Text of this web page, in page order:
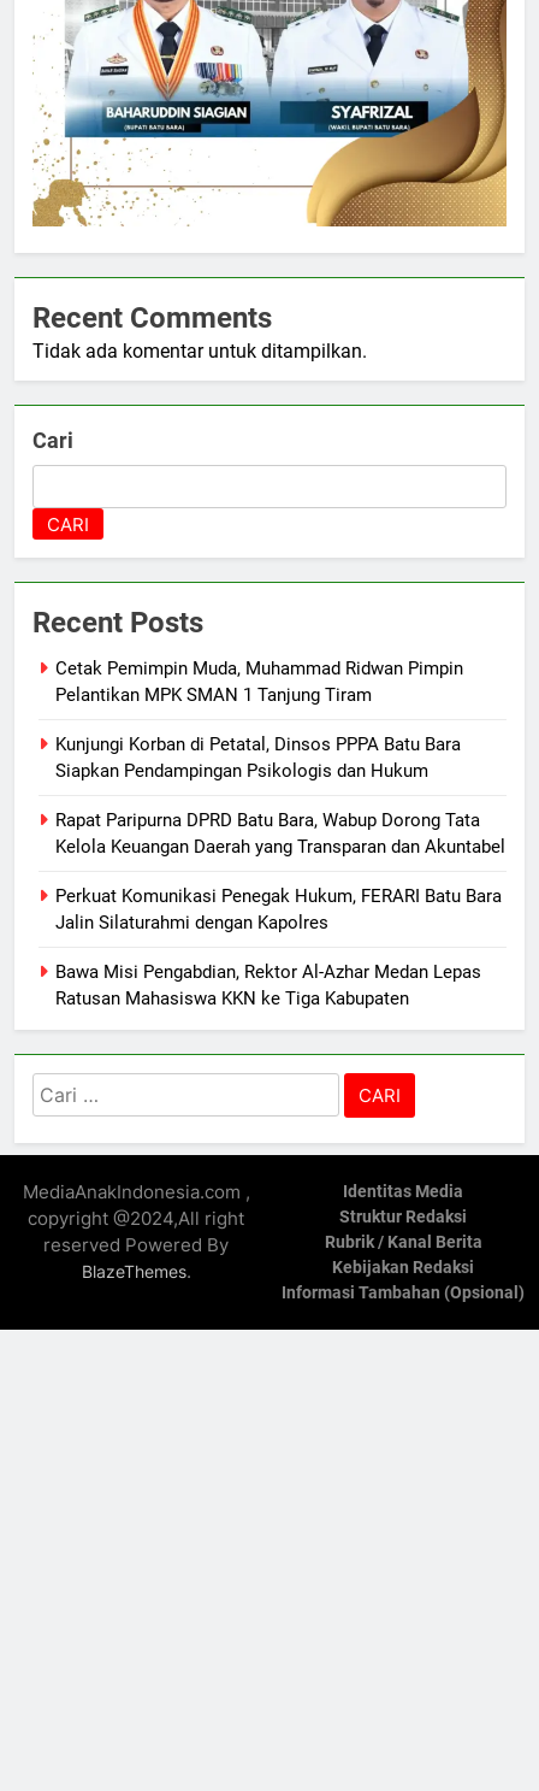
Recent Comments
Tidak ada komentar untuk ditampilkan.
Cari
CARI
Recent Posts
Cetak Pemimpin Muda, Muhammad Ridwan Pimpin
Pelantikan MPK SMAN 1 Tanjung Tiram
Kunjungi Korban di Petatal, Dinsos PPPA Batu Bara
Siapkan Pendampingan Psikologis dan Hukum
Rapat Paripurna DPRD Batu Bara, Wabup Dorong Tata
Kelola Keuangan Daerah yang Transparan dan Akuntabel
Perkuat Komunikasi Penegak Hukum, FERARI Batu Bara
Jalin Silaturahmi dengan Kapolres
Bawa Misi Pengabdian, Rektor Al-Azhar Medan Lepas
Ratusan Mahasiswa KKN ke Tiga Kabupaten
Cari
untuk:
MediaAnakIndonesia.com ,
copyright @2024,All right
reserved Powered By
BlazeThemes.
Identitas Media
Struktur Redaksi
Rubrik / Kanal Berita
Kebijakan Redaksi
Informasi Tambahan (Opsional)